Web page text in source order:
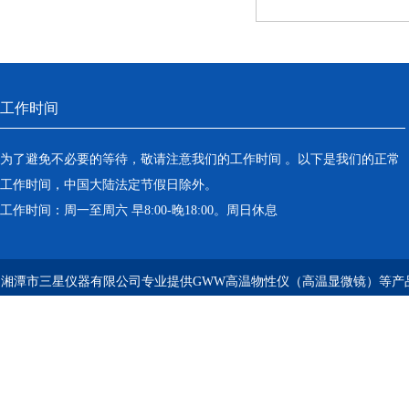
工作时间
为了避免不必要的等待，敬请注意我们的工作时间 。以下是我们的正常
工作时间，中国大陆法定节假日除外。
工作时间：周一至周六 早8:00-晚18:00。周日休息
湘潭市三星仪器有限公司专业提供GWW高温物性仪（高温显微镜）等